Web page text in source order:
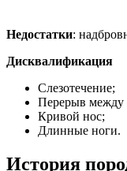
Недостатки:
Дисквалификация
Слезотечение;
Перерыв между
Кривой нос;
Длинные ноги.
История